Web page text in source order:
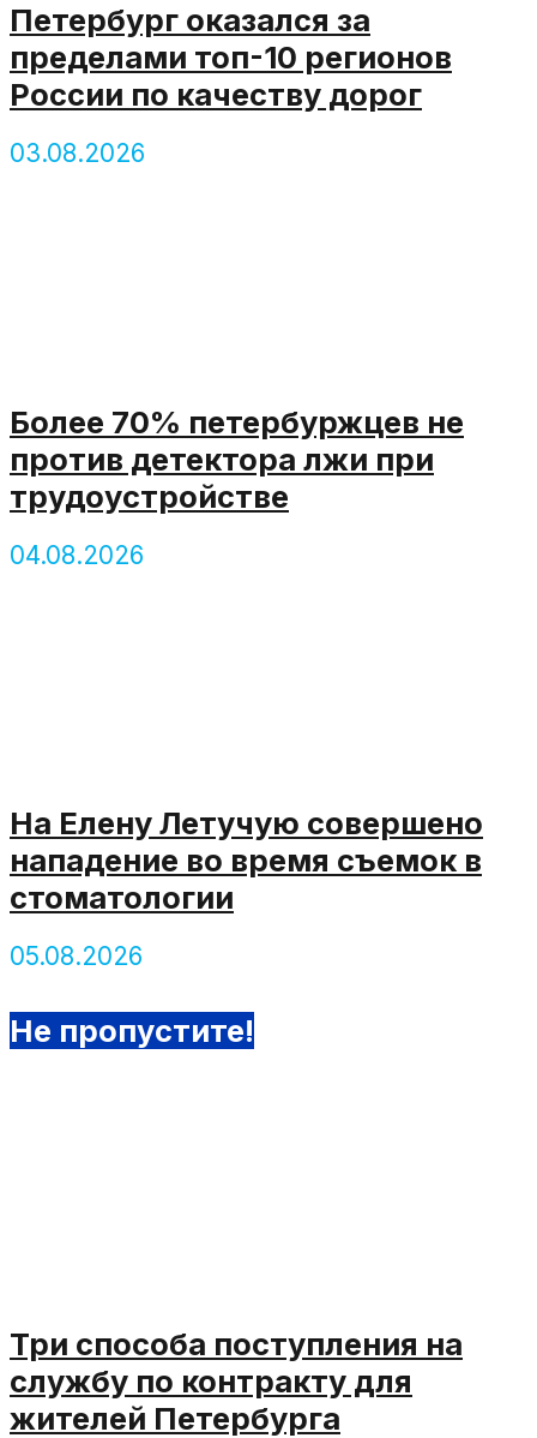
Петербург оказался за
пределами топ-10 регионов
России по качеству дорог
03.08.2026
Более 70% петербуржцев не
против детектора лжи при
трудоустройстве
04.08.2026
На Елену Летучую совершено
нападение во время съемок в
стоматологии
05.08.2026
Не пропустите!
Три способа поступления на
службу по контракту для
жителей Петербурга